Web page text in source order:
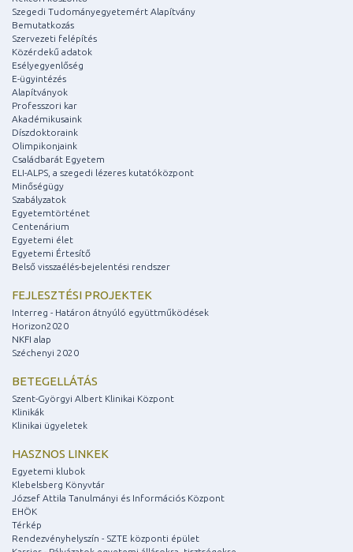
Szegedi Tudományegyetemért Alapítvány
Bemutatkozás
Szervezeti felépítés
Közérdekű adatok
Esélyegyenlőség
E-ügyintézés
Alapítványok
Professzori kar
Akadémikusaink
Díszdoktoraink
Olimpikonjaink
Családbarát Egyetem
ELI-ALPS, a szegedi lézeres kutatóközpont
Minőségügy
Szabályzatok
Egyetemtörténet
Centenárium
Egyetemi élet
Egyetemi Értesítő
Belső visszaélés-bejelentési rendszer
FEJLESZTÉSI PROJEKTEK
Interreg - Határon átnyúló együttműködések
Horizon2020
NKFI alap
Széchenyi 2020
BETEGELLÁTÁS
Szent-Györgyi Albert Klinikai Központ
Klinikák
Klinikai ügyeletek
HASZNOS LINKEK
Egyetemi klubok
Klebelsberg Könyvtár
József Attila Tanulmányi és Információs Központ
EHÖK
Térkép
Rendezvényhelyszín - SZTE központi épület